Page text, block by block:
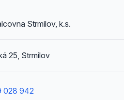
Strmilov, k.s.
25, Strmilov
028 942